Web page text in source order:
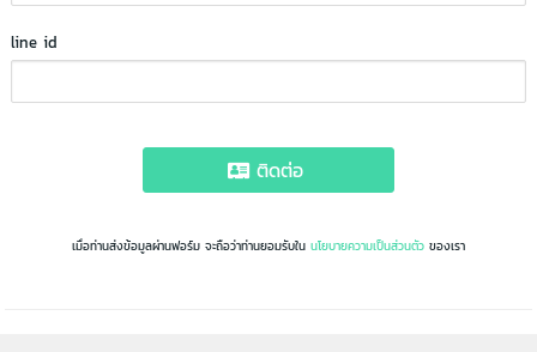
line id
ติดต่อ
เมื่อท่านส่งข้อมูลผ่านฟอร์ม จะถือว่าท่านยอมรับใน นโยบายความเป็นส่วนตัว ของเรา